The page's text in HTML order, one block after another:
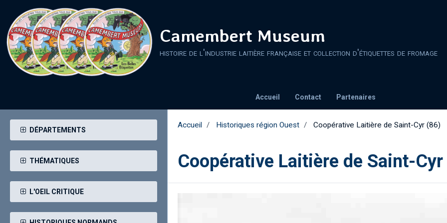
Camembert Museum
histoire de l'industrie laitière française et collection d'étiquettes de fromage
Accueil Contact Partenaires
Accueil Historiques région Ouest Coopérative Laitière de Saint-Cyr (86)
Coopérative Laitière de Saint-
DÉPARTEMENTS
THÉMATIQUES
L'OEIL CRITIQUE